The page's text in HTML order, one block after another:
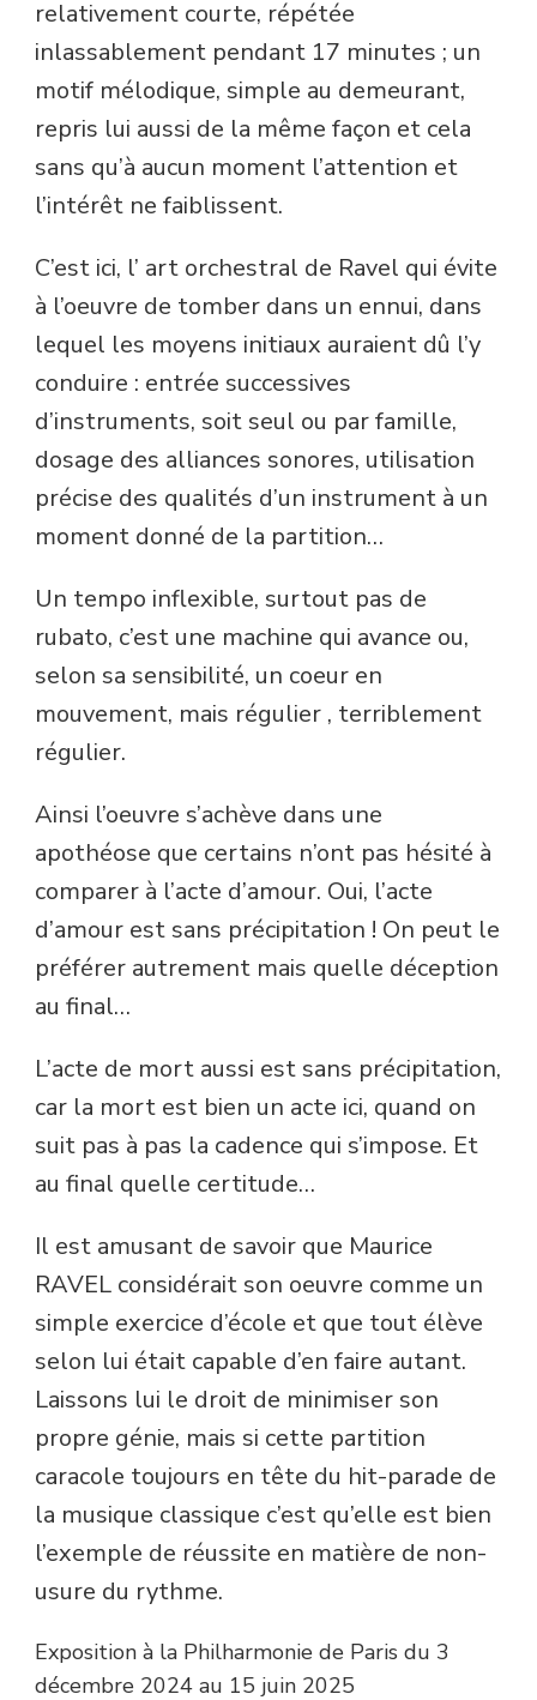
relativement courte, répétée
inlassablement pendant 17 minutes ; un
motif mélodique, simple au demeurant,
repris lui aussi de la même façon et cela
sans qu’à aucun moment l’attention et
l’intérêt ne faiblissent.
C’est ici, l’ art orchestral de Ravel qui évite
à l’oeuvre de tomber dans un ennui, dans
lequel les moyens initiaux auraient dû l’y
conduire : entrée successives
d’instruments, soit seul ou par famille,
dosage des alliances sonores, utilisation
précise des qualités d’un instrument à un
moment donné de la partition…
Un tempo inflexible, surtout pas de
rubato, c’est une machine qui avance ou,
selon sa sensibilité, un coeur en
mouvement, mais régulier , terriblement
régulier.
Ainsi l’oeuvre s’achève dans une
apothéose que certains n’ont pas hésité à
comparer à l’acte d’amour. Oui, l’acte
d’amour est sans précipitation ! On peut le
préférer autrement mais quelle déception
au final…
L’acte de mort aussi est sans précipitation,
car la mort est bien un acte ici, quand on
suit pas à pas la cadence qui s’impose. Et
au final quelle certitude…
Il est amusant de savoir que Maurice
RAVEL considérait son oeuvre comme un
simple exercice d’école et que tout élève
selon lui était capable d’en faire autant.
Laissons lui le droit de minimiser son
propre génie, mais si cette partition
caracole toujours en tête du hit-parade de
la musique classique c’est qu’elle est bien
l’exemple de réussite en matière de non-
usure du rythme.
Exposition à la Philharmonie de Paris du 3
décembre 2024 au 15 juin 2025